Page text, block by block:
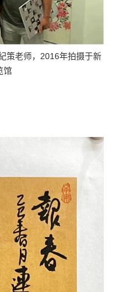
策老师，2016年拍摄于新
馆